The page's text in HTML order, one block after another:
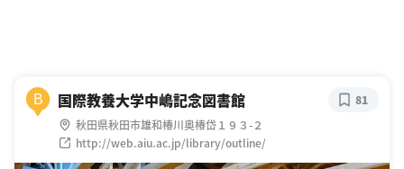
B 国際教養大学中嶋記念図書館
秋田県秋田市雄和椿川奥椿岱１９３-２
http://web.aiu.ac.jp/library/outline/
81